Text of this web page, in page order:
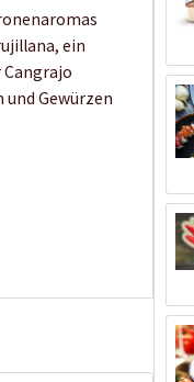
ein
Gewürzen